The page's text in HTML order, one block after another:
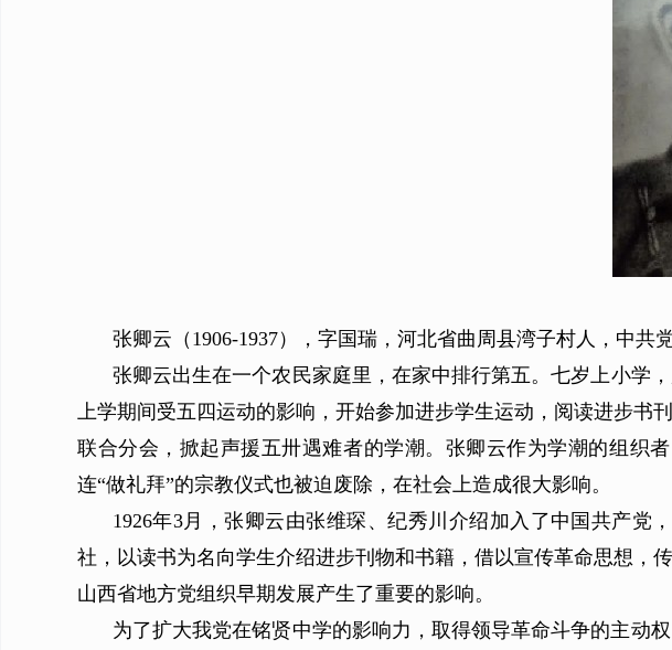
张卿云（1906-1937），字国瑞，河北省曲周县湾子村人，中共党
张卿云出生在一个农民家庭里，在家中排行第五。七岁上小学
上学期间受五四运动的影响，开始参加进步学生运动，阅读进步书
联合分会，掀起声援五卅遇难者的学潮。张卿云作为学潮的组织
连“做礼拜”的宗教仪式也被迫废除，在社会上造成很大影响。
1926年3月，张卿云由张维琛、纪秀川介绍加入了中国共产
社，以读书为名向学生介绍进步刊物和书籍，借以宣传革命思想，
山西省地方党组织早期发展产生了重要的影响。
为了扩大我党在铭贤中学的影响力，取得领导革命斗争的主动